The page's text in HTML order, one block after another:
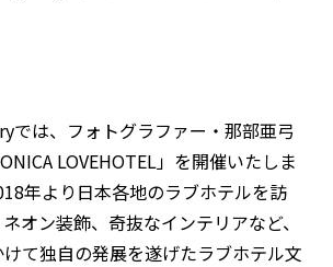
では、フォトグラファー・那部亜弓
LOVEHOTEL」を開催いたしま
年より日本各地のラブホテルを訪
オン装飾、奇抜なインテリアなど、
て独自の発展を遂げたラブホテル文